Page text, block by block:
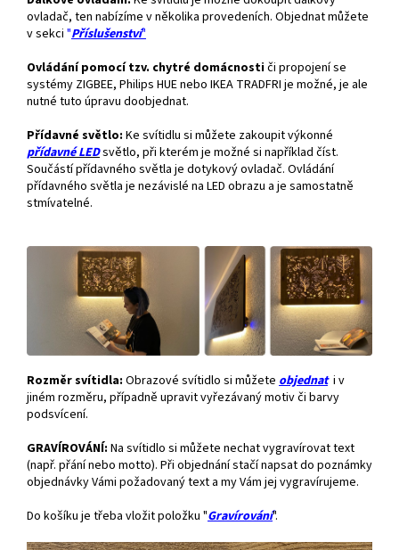
ovladač, ten nabízíme v několika provedeních. Objednat můžete
v sekci "Příslušenství"
Ovládání pomocí tzv. chytré domácnostiči propojení se
systémy ZIGBEE, Philips HUE nebo IKEA TRADFRI je možné, je ale
nutné tuto úpravu doobjednat.
Přídavné světlo: Ke svítidlu si můžete zakoupit výkonné
přídavnéLEDsvětlo, při kterém je možné si například číst.
Součástí přídavného světla je dotykový ovladač. Ovládání
přídavného světla je nezávislé na LED obrazu a je samostatně
stmívatelné.
Rozměr svítidla: Obrazové svítidlo si můžete objednat i v
jiném rozměru, případně upravit vyřezávaný motiv či barvy
podsvícení.
GRAVÍROVÁNÍ: Na svítidlo si můžete nechat vygravírovat text
(např. přání nebo motto). Při objednání stačí napsat do poznámky
objednávky Vámi požadovaný text a my Vám jej vygravírujeme.
Do košíku je třeba vložit položku "Gravírování".